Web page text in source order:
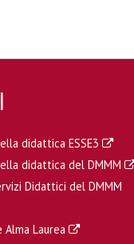
didattica ESSE3
didattica del DMMM
Didattici del DMMM
Alma Laurea